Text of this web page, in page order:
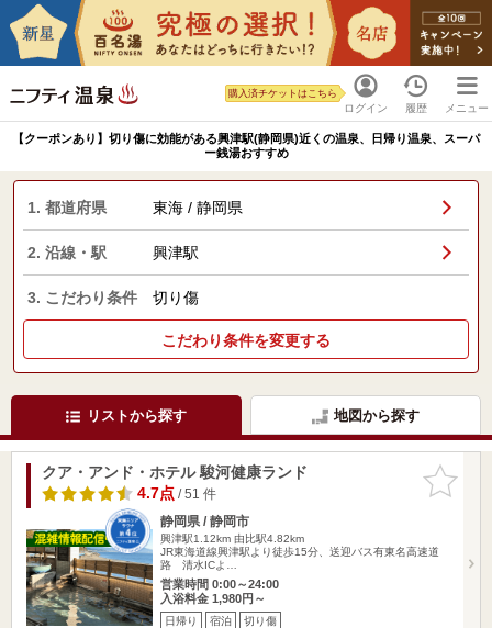
ログイン
購入済チケットはこちら
履歴 メニュー
【クーポンあり】切り傷に効能がある興津駅(静岡県)近くの温泉、日帰り温泉、スーパ
ー銭湯おすすめ
1. 都道府県 東海 / 静岡県
2. 沿線・駅 興津駅
3. こだわり条件 切り傷
こだわり条件を変更する
リストから探す 地図から探す
お気に入
りに追加
クア・アンド・ホテル 駿河健康ランド
4.7点/ 51 件
静岡県 / 静岡市
興津駅1.12km 由比駅4.82km
JR東海道線興津駅より徒歩15分、送迎バス有東名高速道
路 清水ICよ…
営業時間 0:00～24:00
入浴料金 1,980円～
日帰り 宿泊 切り傷